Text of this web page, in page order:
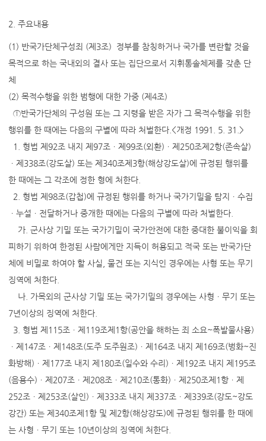
2. 주요내용
(1) 반국가단체구성죄 (제3조) 정부를 참칭하거나 국가를 변란할 것을
목적으로 하는 국내외의 결사 또는 집단으로서 지휘통솔체제를 갖춘 단
체
(2) 목적수행을 위한 범행에 대한 가중 (제4조)
①반국가단체의 구성원 또는 그 지령을 받은 자가 그 목적수행을 위한
행위를 한 때에는 다음의 구별에 따라 처벌한다.<개정 1991. 5. 31.>
1. 형법 제92조 내지 제97조ㆍ제99조(외환)ㆍ제250조제2항(존속살)
ㆍ제338조(강도살) 또는 제340조제3항(해상강도살)에 규정된 행위를
한 때에는 그 각조에 정한 형에 처한다.
2. 형법 제98조(갑첩)에 규정된 행위를 하거나 국가기밀을 탐지ㆍ수집
ㆍ누설ㆍ전달하거나 중개한 때에는 다음의 구별에 따라 처벌한다.
가. 군사상 기밀 또는 국가기밀이 국가안전에 대한 중대한 불이익을 회
피하기 위하여 한정된 사람에게만 지득이 허용되고 적국 또는 반국가단
체에 비밀로 하여야 할 사실, 물건 또는 지식인 경우에는 사형 또는 무기
징역에 처한다.
나. 가목외의 군사상 기밀 또는 국가기밀의 경우에는 사형ㆍ무기 또는
7년이상의 징역에 처한다.
3. 형법 제115조ㆍ제119조제1항(공안을 해하는 죄 소요~폭발물사용)
ㆍ제147조ㆍ제148조(도주 도주원조)ㆍ제164조 내지 제169조(벙화~진
화방해)ㆍ제177조 내지 제180조(일수와 수리)ㆍ제192조 내지 제195조
(음용수)ㆍ제207조ㆍ제208조ㆍ제210조(통화)ㆍ제250조제1항ㆍ제
252조ㆍ제253조(살인)ㆍ제333조 내지 제337조ㆍ제339조(강도~강도
강간) 또는 제340조제1항 및 제2항(해상강도)에 규정된 행위를 한 때에
는 사형ㆍ무기 또는 10년이상의 징역에 처한다.